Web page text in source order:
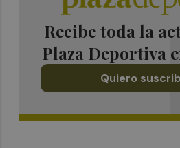
Recibe toda la
Plaza Deportiva
Quiero